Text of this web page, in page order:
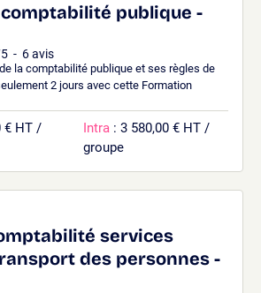
comptabilité publique -
5 - 6avis
la comptabilité publique et ses règles de
2 jours avec cette Formation
€ HT /
Intra : 3 580,00 € HT /
groupe
services
des personnes -